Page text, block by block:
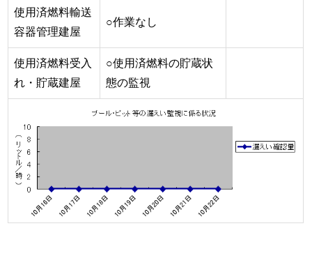
使用済燃料輸送
容器管理建屋
○作業なし
使用済燃料受入
れ・貯蔵建屋
○使用済燃料の貯蔵状
態の監視